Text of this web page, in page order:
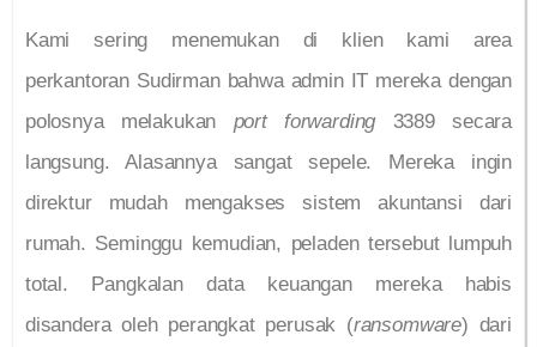
Kami sering menemukan di klien kami area
perkantoran Sudirman bahwa admin IT mereka dengan
polosnya melakukan port forwarding3389 secara
langsung. Alasannya sangat sepele. Mereka ingin
direktur mudah mengakses sistem akuntansi dari
rumah. Seminggu kemudian, peladen tersebut lumpuh
total. Pangkalan data keuangan mereka habis
disandera oleh perangkat perusak (ransomware) dari